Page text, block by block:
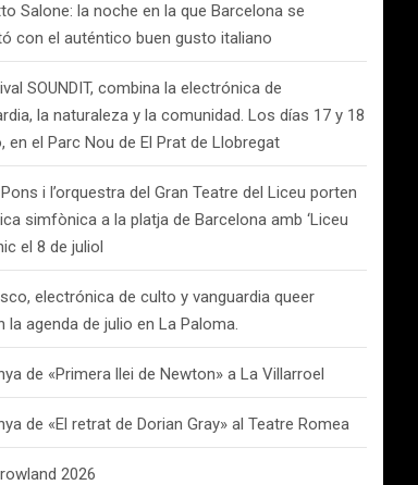
Salone: la noche en la que Barcelona se
con el auténtico buen gusto italiano
SOUNDIT, combina la electrónica de
la naturaleza y la comunidad. Los días 17 y 18
en el Parc Nou de El Prat de Llobregat
i l’orquestra del Gran Teatre del Liceu porten
simfònica a la platja de Barcelona amb ‘Liceu
el 8 de juliol
electrónica de culto y vanguardia queer
la agenda de julio en La Paloma.
de «Primera llei de Newton» a La Villarroel
de «El retrat de Dorian Gray» al Teatre Romea
2026